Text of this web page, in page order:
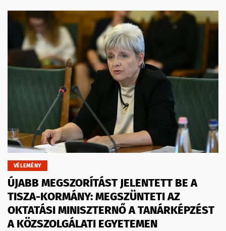
VÉLEMÉNY
ÚJABB MEGSZORÍTÁST JELENTETT BE A
TISZA-KORMÁNY: MEGSZÜNTETI AZ
OKTATÁSI MINISZTERNŐ A TANÁRKÉPZÉST
A KÖZSZOLGÁLATI EGYETEMEN